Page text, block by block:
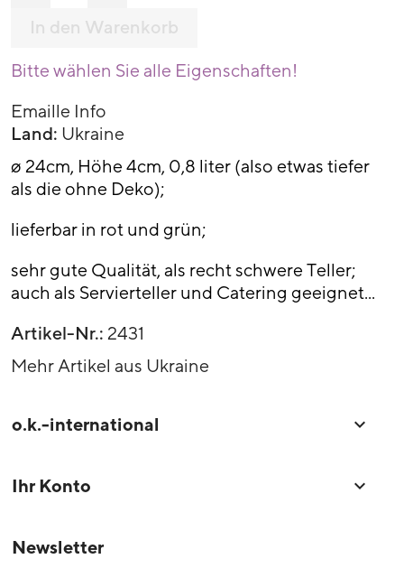
In den Warenkorb
Bitte wählen Sie alle Eigenschaften!
Emaille Info
Land: Ukraine
ø 24cm, Höhe 4cm, 0,8 liter (also etwas tiefer
als die ohne Deko);
lieferbar in rot und grün;
sehr gute Qualität, als recht schwere Teller;
auch als Servierteller und Catering geeignet...
Artikel-Nr.: 2431
Mehr Artikel aus Ukraine
o.k.-international 
Ihr Konto 
Newsletter